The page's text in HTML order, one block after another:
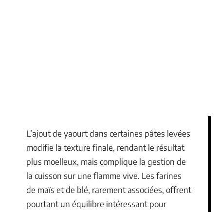
L’ajout de yaourt dans certaines pâtes levées
modifie la texture finale, rendant le résultat
plus moelleux, mais complique la gestion de
la cuisson sur une flamme vive. Les farines
de maïs et de blé, rarement associées, offrent
pourtant un équilibre intéressant pour